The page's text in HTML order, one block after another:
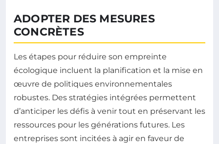
ADOPTER DES MESURES
CONCRÈTES
Les étapes pour réduire son empreinte
écologique incluent la planification et la mise en
œuvre de politiques environnementales
robustes. Des stratégies intégrées permettent
d’anticiper les défis à venir tout en préservant les
ressources pour les générations futures. Les
entreprises sont incitées à agir en faveur de